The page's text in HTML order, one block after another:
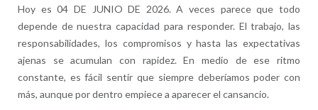
Hoy es 04 DE JUNIO DE 2026. A veces parece que todo
depende de nuestra capacidad para responder. El trabajo, las
responsabilidades, los compromisos y hasta las expectativas
ajenas se acumulan con rapidez. En medio de ese ritmo
constante, es fácil sentir que siempre deberíamos poder con
más, aunque por dentro empiece a aparecer el cansancio.